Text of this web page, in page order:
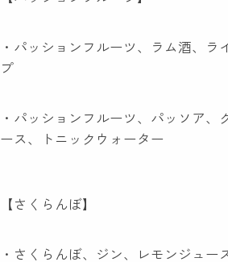
・パッションフルーツ、ラム酒、ラ
プ
・パッションフルーツ、パッソア、
ース、トニックウォーター
【さくらんぼ】
・さくらんぼ、ジン、レモンジュー